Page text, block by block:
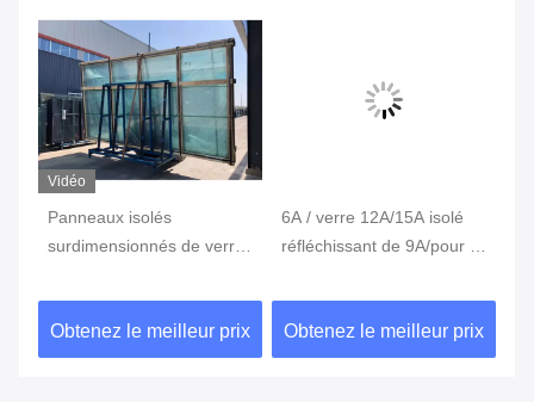
Vidéo
Panneaux isolés
surdimensionnés de verre
le verre avant de magasin
Obtenez le meilleur prix
6A / verre 12A/15A isolé
réfléchissant de 9A/pour le
Obtenez le meilleur prix